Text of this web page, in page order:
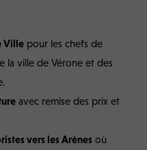
Ville pour les chefs de
la ville de Vérone et des
avec remise des prix et
vers les Arènes où